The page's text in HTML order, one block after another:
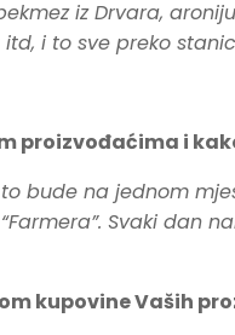
iz Drvara,
i to sve preko
proizvođaćima i
bude na jednom
Svaki dan
kupovine Vaših